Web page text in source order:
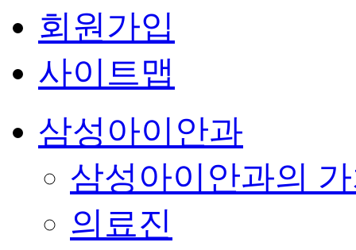
회원가입
사이트맵
삼성아이안과
삼성아이안과의
의료진